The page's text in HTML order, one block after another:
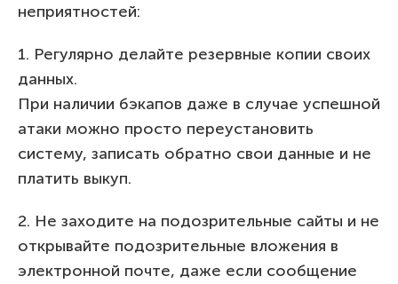
неприятностей:
1. Регулярно делайте резервные копии своих
данных.
При наличии бэкапов даже в случае успешной
атаки можно просто переустановить
систему, записать обратно свои данные и не
платить выкуп.
2. Не заходите на подозрительные сайты и не
открывайте подозрительные вложения в
электронной почте, даже если сообщение